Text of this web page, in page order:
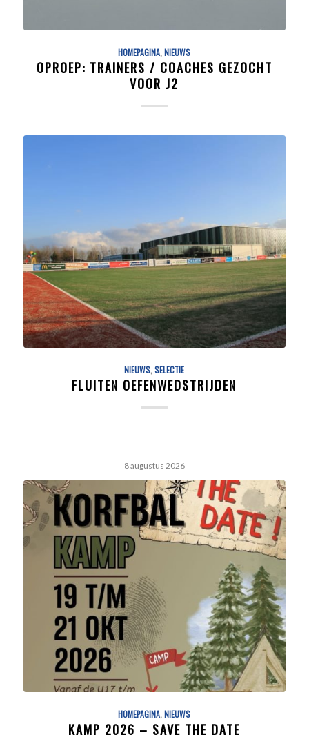
HOMEPAGINA,NIEUWS
OPROEP: TRAINERS / COACHES GEZOCHT
VOOR J2
NIEUWS,SELECTIE
FLUITEN OEFENWEDSTRIJDEN
8 augustus 2026
HOMEPAGINA,NIEUWS
KAMP 2026 – SAVE THE DATE